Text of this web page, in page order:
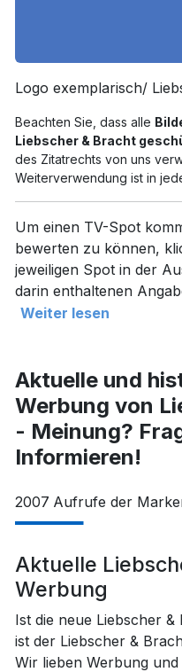
Logo exemplarisch/
Beachten Sie, dass alle
Liebscher & Bracht
des Zitatrechts von uns
Weiterverwendung ist in
Um einen TV-Spot
bewerten zu können,
jeweiligen Spot in der
darin enthaltenen
Weiter lesen
Aktuelle und
Werbung von
- Meinung?
Informieren!
2007 Aufrufe der
Aktuelle
Werbung
Ist die neue Liebscher
ist der Liebscher &
Wir lieben Werbung